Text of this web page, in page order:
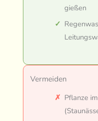
gießen
Vermeiden
Pflanze